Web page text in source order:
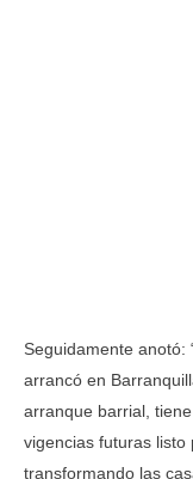
Seguidamente anotó:
arrancó en
arranque barrial,
vigencias futuras
transformando las